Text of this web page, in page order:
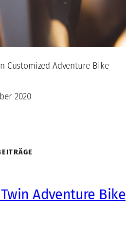
Customized Adventure Bike
2020
Adventure Bike